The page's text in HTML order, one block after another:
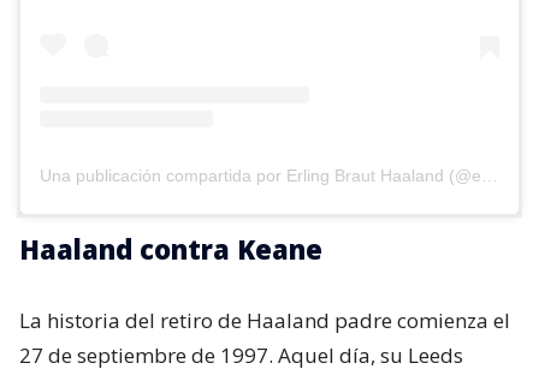
Una publicación compartida por Erling Braut Haaland (@erling)
Haaland contra Keane
La historia del retiro de Haaland padre comienza el
27 de septiembre de 1997. Aquel día, su Leeds